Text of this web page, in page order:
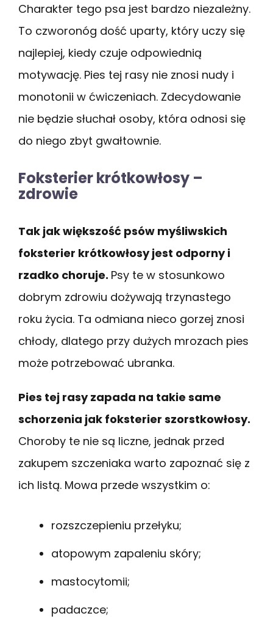
Charakter tego psa jest bardzo niezależny.
To czworonóg dość uparty, który uczy się
najlepiej, kiedy czuje odpowiednią
motywację. Pies tej rasy nie znosi nudy i
monotonii w ćwiczeniach. Zdecydowanie
nie będzie słuchał osoby, która odnosi się
do niego zbyt gwałtownie.
Foksterier krótkowłosy –
zdrowie
Tak jak większość psów myśliwskich
foksterier krótkowłosy jest odporny i
rzadko choruje. Psy te w stosunkowo
dobrym zdrowiu dożywają trzynastego
roku życia. Ta odmiana nieco gorzej znosi
chłody, dlatego przy dużych mrozach pies
może potrzebować ubranka.
Pies tej rasy zapada na takie same
schorzenia jak foksterier szorstkowłosy.
Choroby te nie są liczne, jednak przed
zakupem szczeniaka warto zapoznać się z
ich listą. Mowa przede wszystkim o:
rozszczepieniu przełyku;
atopowym zapaleniu skóry;
mastocytomii;
padaczce;